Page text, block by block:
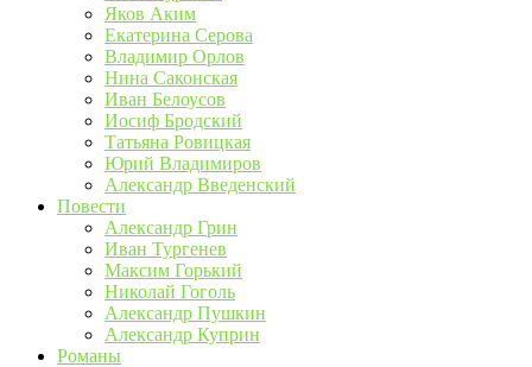
Яков Аким
Екатерина Серова
Владимир Орлов
Нина Саконская
Иван Белоусов
Иосиф Бродский
Татьяна Ровицкая
Юрий Владимиров
Александр Введенский
Повести
Александр Грин
Иван Тургенев
Максим Горький
Николай Гоголь
Александр Пушкин
Александр Куприн
Романы